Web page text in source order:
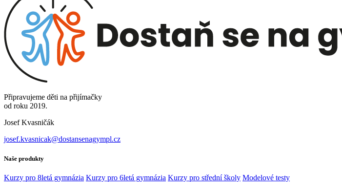
Připravujeme děti na přijímačky
od roku 2019.
Josef Kvasničák
josef.kvasnicak@dostansenagympl.cz
Naše produkty
Kurzy pro 8letá gymnázia Kurzy pro 6letá gymnázia Kurzy pro střední školy Modelové testy